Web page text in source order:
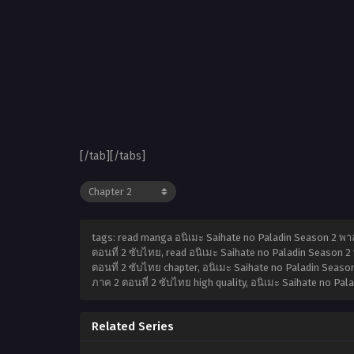
[/tab][/tabs]
tags: read manga อนิเมะ Saihate no Paladin Season
ตอนที่ 2 ซับไทย, read อนิเมะ Saihate no Paladin
ตอนที่ 2 ซับไทย chapter, อนิเมะ Saihate no Paladin
ภาค 2 ตอนที่ 2 ซับไทย high quality, อนิเมะ Saihate no
Related Series